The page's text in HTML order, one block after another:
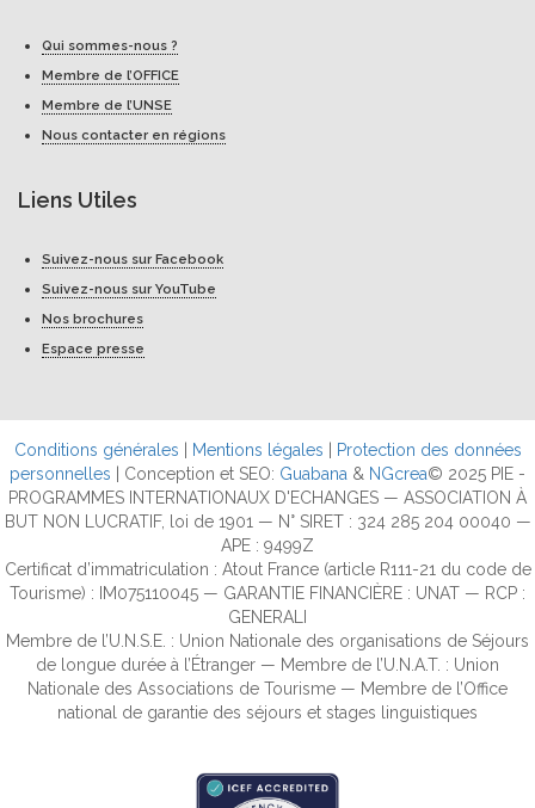
Qui sommes-nous ?
Membre de l’OFFICE
Membre de l’UNSE
Nous contacter en régions
Liens Utiles
Suivez-nous sur Facebook
Suivez-nous sur YouTube
Nos brochures
Espace presse
Conditions générales Mentions légales
Protection des données
personnelles | Conception et SEO: Guabana & NGcrea© 2025 PIE -
PROGRAMMES INTERNATIONAUX D'ECHANGES — ASSOCIATION À
BUT NON LUCRATIF, loi de 1901 — N° SIRET : 324 285 204 00040 —
APE : 9499Z
Certificat d’immatriculation : Atout France (article R111-21 du code de
Tourisme) : IM075110045 — GARANTIE FINANCIÈRE : UNAT — RCP :
GENERALI
Membre de l’U.N.S.E. : Union Nationale des organisations de Séjours
de longue durée à l’Étranger — Membre de l’U.N.A.T. : Union
Nationale des Associations de Tourisme — Membre de l’Office
national de garantie des séjours et stages linguistiques